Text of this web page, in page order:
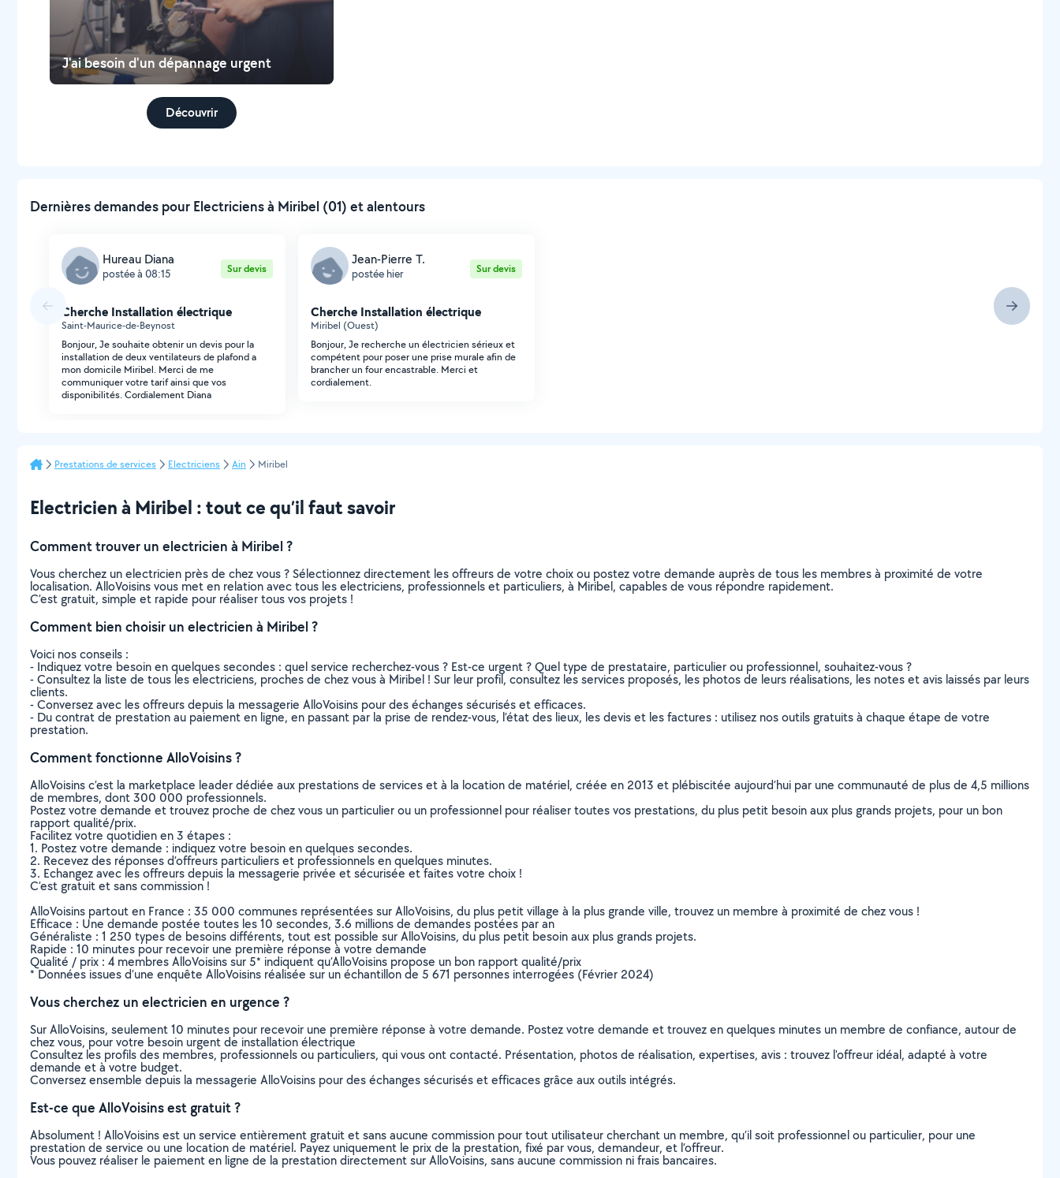
J'ai besoin d'un dépannage urgent
Découvrir
Dernières demandes pour Electriciens à Miribel (01) et alentours
Hureau Diana
postée à 08:15 Sur devis
Cherche Installation électrique
Saint-Maurice-de-Beynost
Bonjour, Je souhaite obtenir un devis pour la
installation de deux ventilateurs de plafond a
mon domicile Miribel. Merci de me
communiquer votre tarif ainsi que vos
disponibilités. Cordialement Diana
Jean-Pierre T.
postée hier Sur devis
Cherche Installation électrique
Miribel (Ouest)
Bonjour, Je recherche un électricien sérieux et
compétent pour poser une prise murale afin de
brancher un four encastrable. Merci et
cordialement.
Prestations de services Electriciens Ain Miribel
Electricien à Miribel : tout ce qu’il faut savoir
Comment trouver un electricien à Miribel ?
Vous cherchez un electricien près de chez vous ? Sélectionnez directement les offreurs de votre choix ou postez votre demande auprès de tous les membres à proximité de votre
localisation. AlloVoisins vous met en relation avec tous les electriciens, professionnels et particuliers, à Miribel, capables de vous répondre rapidement.
C’est gratuit, simple et rapide pour réaliser tous vos projets !
Comment bien choisir un electricien à Miribel ?
Voici nos conseils :
- Indiquez votre besoin en quelques secondes : quel service recherchez-vous ? Est-ce urgent ? Quel type de prestataire, particulier ou professionnel, souhaitez-vous ?
- Consultez la liste de tous les electriciens, proches de chez vous à Miribel ! Sur leur profil, consultez les services proposés, les photos de leurs réalisations, les notes et avis laissés par leurs
clients.
- Conversez avec les offreurs depuis la messagerie AlloVoisins pour des échanges sécurisés et efficaces.
- Du contrat de prestation au paiement en ligne, en passant par la prise de rendez-vous, l’état des lieux, les devis et les factures : utilisez nos outils gratuits à chaque étape de votre
prestation.
Comment fonctionne AlloVoisins ?
AlloVoisins c’est la marketplace leader dédiée aux prestations de services et à la location de matériel, créée en 2013 et plébiscitée aujourd’hui par une communauté de plus de 4,5 millions
de membres, dont 300 000 professionnels.
Postez votre demande et trouvez proche de chez vous un particulier ou un professionnel pour réaliser toutes vos prestations, du plus petit besoin aux plus grands projets, pour un bon
rapport qualité/prix.
Facilitez votre quotidien en 3 étapes :
1. Postez votre demande : indiquez votre besoin en quelques secondes.
2. Recevez des réponses d’offreurs particuliers et professionnels en quelques minutes.
3. Echangez avec les offreurs depuis la messagerie privée et sécurisée et faites votre choix !
C’est gratuit et sans commission !
AlloVoisins partout en France : 35 000 communes représentées sur AlloVoisins, du plus petit village à la plus grande ville, trouvez un membre à proximité de chez vous !
Efficace : Une demande postée toutes les 10 secondes, 3.6 millions de demandes postées par an
Généraliste : 1 250 types de besoins différents, tout est possible sur AlloVoisins, du plus petit besoin aux plus grands projets.
Rapide : 10 minutes pour recevoir une première réponse à votre demande
Qualité / prix : 4 membres AlloVoisins sur 5* indiquent qu’AlloVoisins propose un bon rapport qualité/prix
* Données issues d’une enquête AlloVoisins réalisée sur un échantillon de 5 671 personnes interrogées (Février 2024)
Vous cherchez un electricien en urgence ?
Sur AlloVoisins, seulement 10 minutes pour recevoir une première réponse à votre demande. Postez votre demande et trouvez en quelques minutes un membre de confiance, autour de
chez vous, pour votre besoin urgent de installation électrique
Consultez les profils des membres, professionnels ou particuliers, qui vous ont contacté. Présentation, photos de réalisation, expertises, avis : trouvez l'offreur idéal, adapté à votre
demande et à votre budget.
Conversez ensemble depuis la messagerie AlloVoisins pour des échanges sécurisés et efficaces grâce aux outils intégrés.
Est-ce que AlloVoisins est gratuit ?
Absolument ! AlloVoisins est un service entièrement gratuit et sans aucune commission pour tout utilisateur cherchant un membre, qu’il soit professionnel ou particulier, pour une
prestation de service ou une location de matériel. Payez uniquement le prix de la prestation, fixé par vous, demandeur, et l’offreur.
Vous pouvez réaliser le paiement en ligne de la prestation directement sur AlloVoisins, sans aucune commission ni frais bancaires.